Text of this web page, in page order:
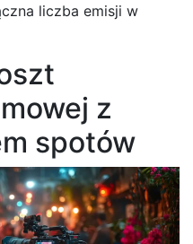
liczba emisji w
z
spotów